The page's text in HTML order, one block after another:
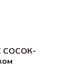
СОСОК-